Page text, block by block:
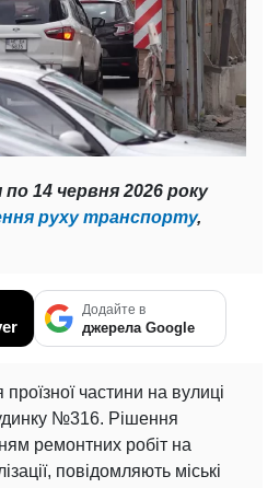
14 червня 2026 року
руху транспорту,
Додайте в
джерела Google
частини на вулиці
№316. Рішення
ремонтних робіт на
повідомляють міські